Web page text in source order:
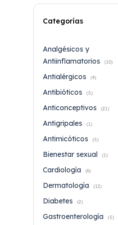
Categorías
Analgésicos y
Antiinflamatorios
(10)
Antialérgicos (4)
Antibióticos (5)
Anticonceptivos (21)
Antigripales (1)
Antimicóticos (5)
Bienestar sexual (1)
Cardiología (6)
Dermatología (12)
Diabetes (2)
Gastroenterología (5)